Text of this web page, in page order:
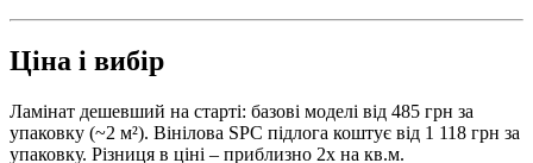
Ціна і вибір
Ламінат дешевший на старті: базові моделі від 485 грн за
упаковку (~2 м²). Вінілова SPC підлога коштує від 1 118 грн за
упаковку. Різниця в ціні – приблизно 2x на кв.м.